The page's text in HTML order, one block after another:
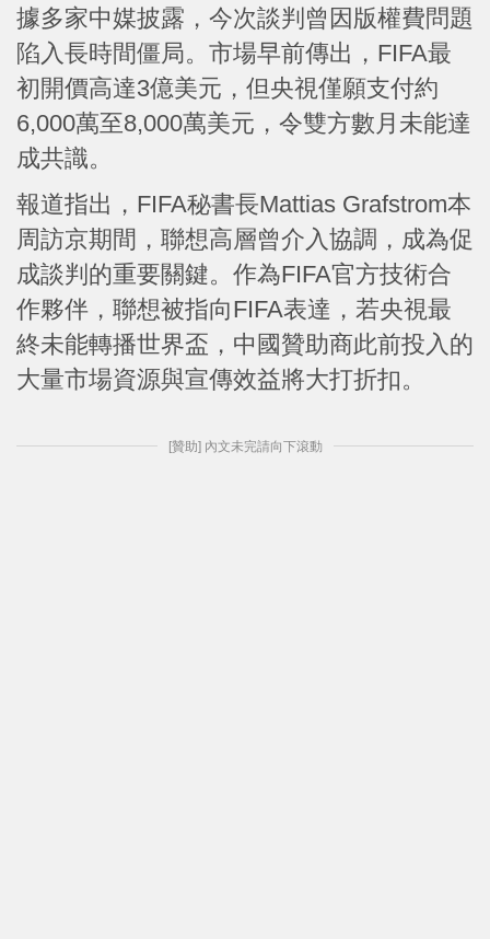
據多家中媒披露，今次談判曾因版權費問題
陷入長時間僵局。市場早前傳出，FIFA最
初開價高達3億美元，但央視僅願支付約
6,000萬至8,000萬美元，令雙方數月未能達
成共識。
報道指出，FIFA秘書長Mattias Grafstrom本
周訪京期間，聯想高層曾介入協調，成為促
成談判的重要關鍵。作為FIFA官方技術合
作夥伴，聯想被指向FIFA表達，若央視最
終未能轉播世界盃，中國贊助商此前投入的
大量市場資源與宣傳效益將大打折扣。
[贊助] 內文未完請向下滾動